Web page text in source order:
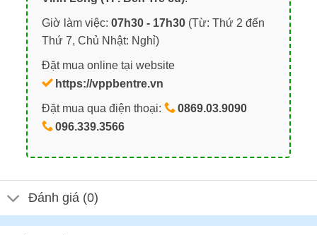
Giờ làm việc: 07h30 - 17h30(Từ: Thứ 2 đến
Thứ 7, Chủ Nhật: Nghỉ)
Đặt mua online tại website
https://vppbentre.vn
Đặt mua qua điện thoại:
0869.03.9090
096.339.3566
Đánh giá (0)